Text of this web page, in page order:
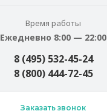
Время работы
Ежедневно 8:00 — 22:00
8 (495) 532-45-24
8 (800) 444-72-45
Заказать звонок